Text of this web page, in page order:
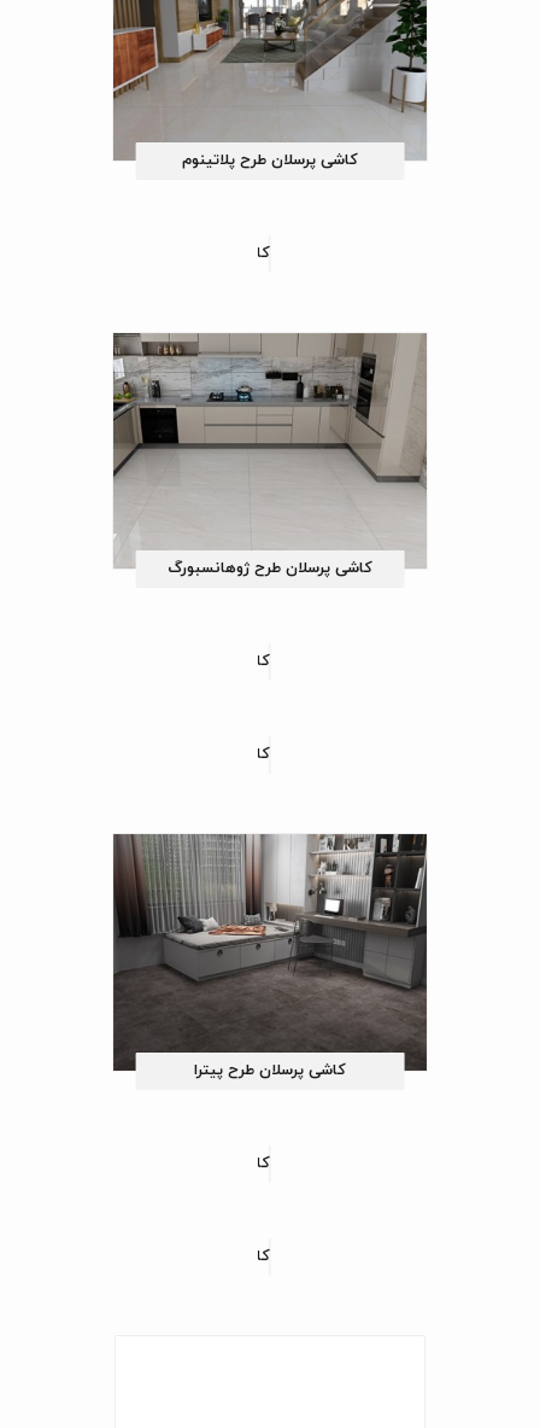
کاشی پرسلان طرح پلاتینوم
کاشی پرسلان طرح کیانا
کاشی پرسلان طرح ژوهانسبورگ
کاشی پرسلان طرح مارگارت
کاشی پرسلان طرح دایان
کاشی پرسلان طرح پیترا
کاشی پرسلان طرح لوسینی
کاشی پرسلان طرح هایکو